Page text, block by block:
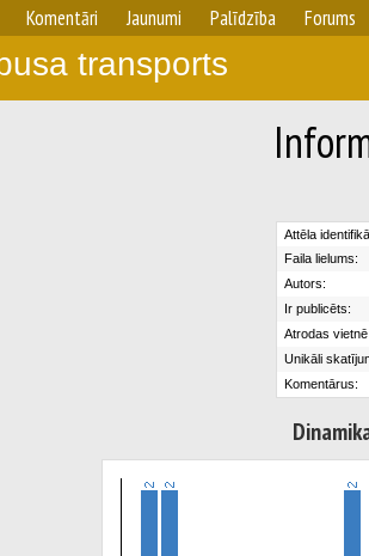
Komentāri Jaunumi Palīdzība Forums
transports
Attēla
Faila lielums:
Autors:
Ir publicēts:
Atrodas
Unikāli
Komentārus: